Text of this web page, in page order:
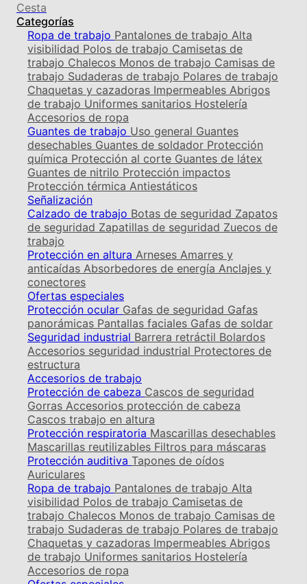
Cesta
Categorías
Ropa de trabajo Pantalones de trabajo Alta
visibilidad Polos de trabajo Camisetas de
trabajo Chalecos Monos de trabajo Camisas de
trabajo Sudaderas de trabajo Polares de trabajo
Chaquetas y cazadoras Impermeables Abrigos
de trabajo Uniformes sanitarios Hostelería
Accesorios de ropa
Guantes de trabajo Uso general Guantes
desechables Guantes de soldador Protección
química Protección al corte Guantes de látex
Guantes de nitrilo Protección impactos
Protección térmica Antiestáticos
Señalización
Calzado de trabajo Botas de seguridad Zapatos
de seguridad Zapatillas de seguridad Zuecos de
trabajo
Protección en altura Arneses Amarres y
anticaídas Absorbedores de energía Anclajes y
conectores
Ofertas especiales
Protección ocular Gafas de seguridad Gafas
panorámicas Pantallas faciales Gafas de soldar
Seguridad industrial Barrera retráctil Bolardos
Accesorios seguridad industrial Protectores de
estructura
Accesorios de trabajo
Protección de cabeza Cascos de seguridad
Gorras Accesorios protección de cabeza
Cascos trabajo en altura
Protección respiratoria Mascarillas desechables
Mascarillas reutilizables Filtros para máscaras
Protección auditiva Tapones de oídos
Auriculares
Ropa de trabajo Pantalones de trabajo Alta
visibilidad Polos de trabajo Camisetas de
trabajo Chalecos Monos de trabajo Camisas de
trabajo Sudaderas de trabajo Polares de trabajo
Chaquetas y cazadoras Impermeables Abrigos
de trabajo Uniformes sanitarios Hostelería
Accesorios de ropa